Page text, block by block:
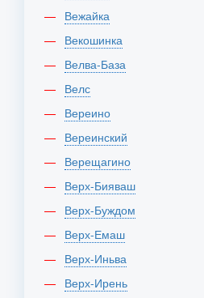
Вежайка
Векошинка
Велва-База
Велс
Вереино
Вереинский
Верещагино
Верх-Бияваш
Верх-Буждом
Верх-Емаш
Верх-Иньва
Верх-Ирень